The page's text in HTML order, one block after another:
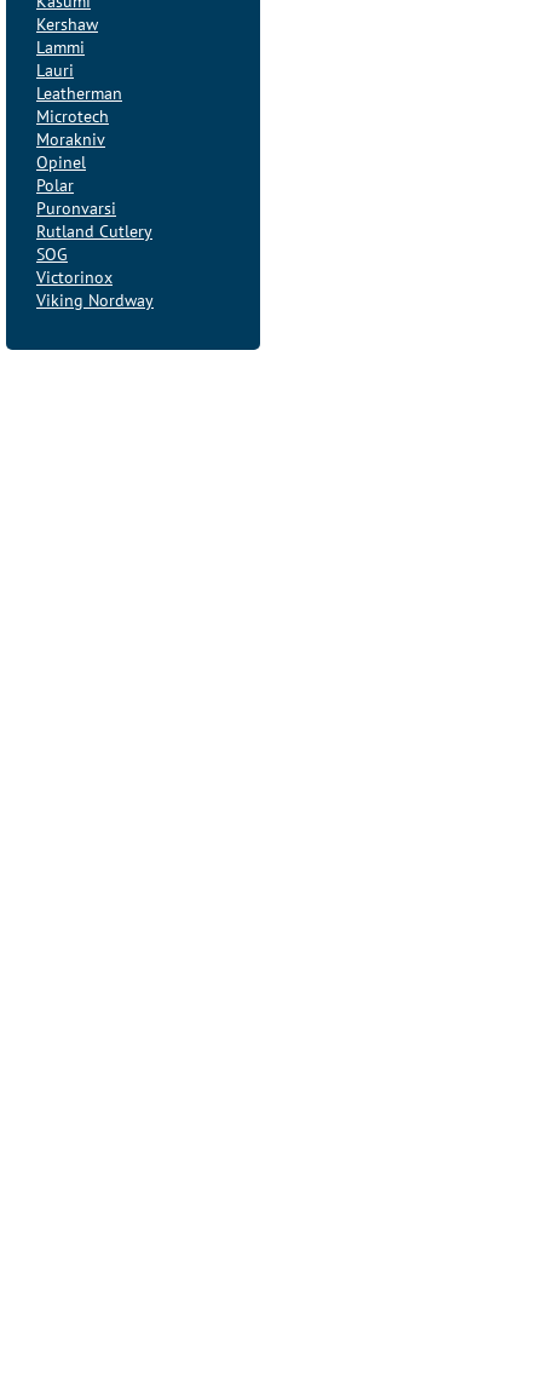
Kershaw
Lammi
Lauri
Leatherman
Microtech
Morakniv
Opinel
Polar
Puronvarsi
Rutland Cutlery
SOG
Victorinox
Viking Nordway